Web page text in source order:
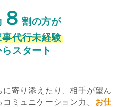
８ 割の方が
事代行未経験
らスタート
寄り添えたり、相手が望ん
ミュニケーション力。 お仕